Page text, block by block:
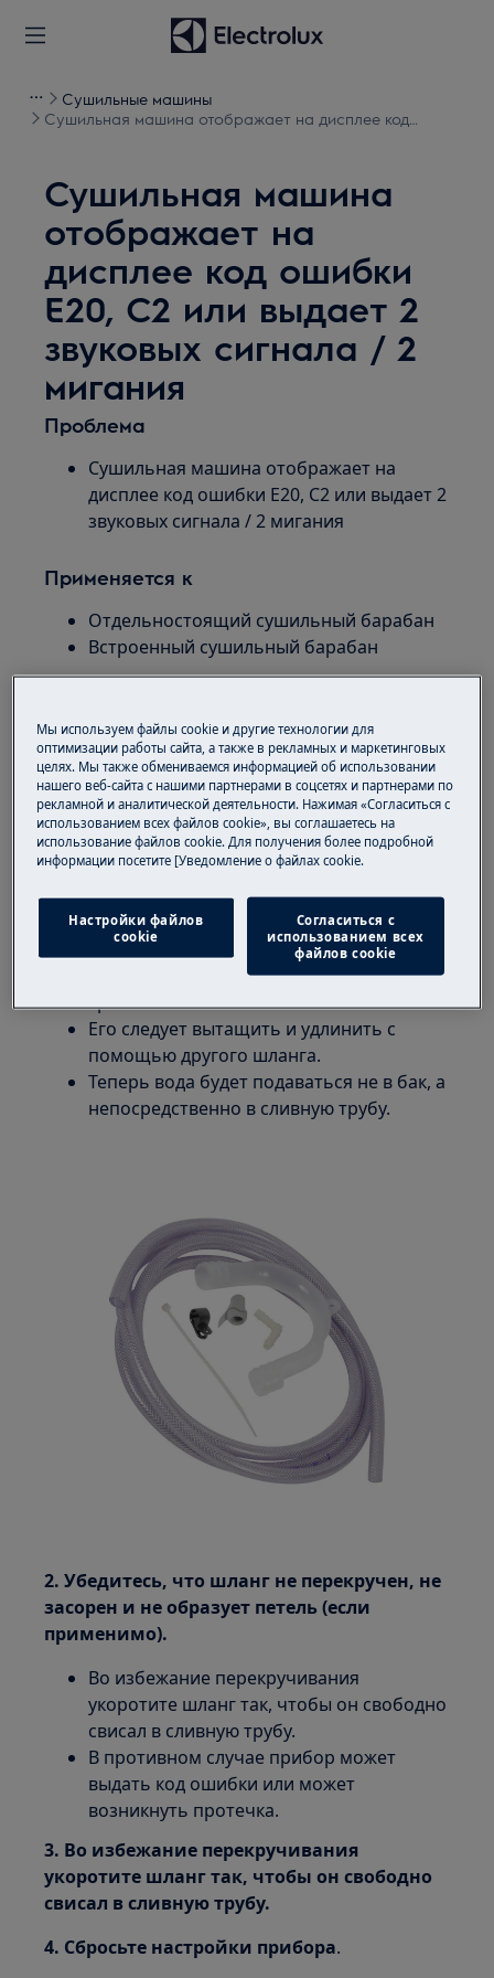
Сушильные машины
Сушильная машина отображает на дисплее код
Сушильная машина
отображает на
дисплее код ошибки
E20, C2 или выдает 2
звуковых сигнала / 2
мигания
Проблема
Сушильная машина отображает на
дисплее код ошибки E20, C2 или выдает 2
звуковых сигнала / 2 мигания
Применяется к
Отдельностоящий сушильный барабан
Встроенный сушильный барабан
1. Убедитесь, что внешний сливной шланг
правильно подсоединен к сливной трубе
(если такой шланг предусмотрен).
Для непосредственной откачки воды в
сливную трубу подсоедините к
конденсационной сушильной машине
внешний сливной шланг.
В верхней части задней панели
сушильной машины расположен
красный или зеленый шланг.
Его следует вытащить и удлинить с
помощью другого шланга.
Теперь вода будет подаваться не в бак, а
непосредственно в сливную трубу.
2. Убедитесь, что шланг не перекручен, не
засорен и не образует петель (если
применимо).
Во избежание перекручивания
укоротите шланг так, чтобы он свободно
свисал в сливную трубу.
В противном случае прибор может
выдать код ошибки или может
возникнуть протечка.
3. Во избежание перекручивания
укоротите шланг так, чтобы он свободно
свисал в сливную трубу.
4. Сбросьте настройки прибора.
Мы используем файлы cookie и другие технологии для
оптимизации работы сайта, а также в рекламных и маркетинговых
целях. Мы также обмениваемся информацией об использовании
нашего веб-сайта с нашими партнерами в соцсетях и партнерами по
рекламной и аналитической деятельности. Нажимая «Согласиться с
использованием всех файлов cookie», вы соглашаетесь на
использование файлов cookie. Для получения более подробной
информации посетите [Уведомление о файлах cookie.
Настройки файлов
cookie
Согласиться с
использованием всех
файлов cookie